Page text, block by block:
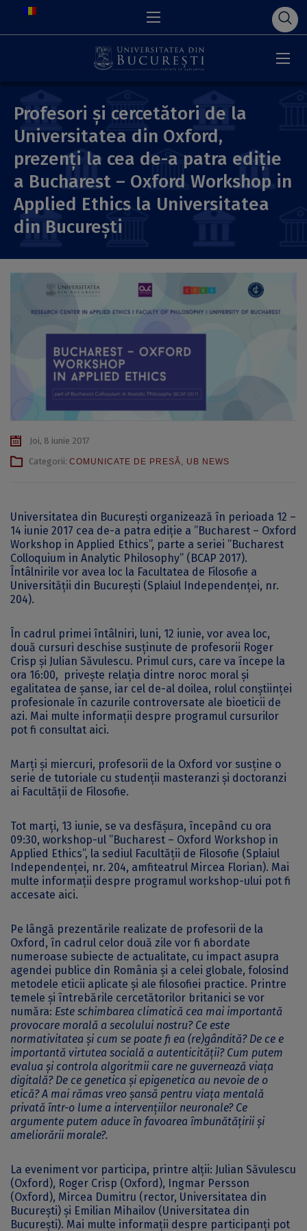
Profesori și cercetători de la
Universitatea din Oxford,
prezenți la cea de-a patra ediție
a Bucharest – Oxford Workshop in
Applied Ethics la Universitatea
din București
Joi, 8 iunie 2017
Categorii: COMUNICATE DE PRESĂ UB NEWS
Universitatea din București organizează în perioada 12 –
14 iunie 2017 cea de-a patra ediție a ”Bucharest – Oxford
Workshop in Applied Ethics”, parte a seriei ”Bucharest
Colloquium in Analytic Philosophy” (BCAP 2017).
Întâlnirile vor avea loc la Facultatea de Filosofie a
Universității din București (Splaiul Independenţei, nr.
204).
În cadrul primei întâlniri, luni, 12 iunie, vor avea loc,
două cursuri deschise susținute de profesorii Roger
Crisp și Julian Săvulescu. Primul curs, care va începe la
ora 16:00, privește relația dintre noroc moral și
egalitatea de șanse, iar cel de-al doilea, rolul conștiinței
profesionale în cazurile controversate ale bioeticii de
azi. Mai multe informații despre programul cursurilor
pot fi consultat aici.
Marți și miercuri, profesorii de la Oxford vor susține o
serie de tutoriale cu studenții masteranzi și doctoranzi
ai Facultății de Filosofie.
Tot marți, 13 iunie, se va desfășura, începând cu ora
09:30, workshop-ul ”Bucharest – Oxford Workshop in
Applied Ethics”, la sediul Facultății de Filosofie (Splaiul
Independenței, nr. 204, amfiteatrul Mircea Florian). Mai
multe informații despre programul workshop-ului pot fi
accesate aici.
Pe lângă prezentările realizate de profesorii de la
Oxford, în cadrul celor două zile vor fi abordate
numeroase subiecte de actualitate, cu impact asupra
agendei publice din România și a celei globale, folosind
metodele eticii aplicate și ale filosofiei practice. Printre
temele și întrebările cercetătorilor britanici se vor
număra: Este schimbarea climatică cea mai importantă
provocare morală a secolului nostru? Ce este
normativitatea și cum se poate fi ea (re)gândită? De ce e
importantă virtutea socială a autenticității? Cum putem
evalua și controla algoritmii care ne guvernează viața
digitală? De ce genetica și epigenetica au nevoie de o
etică? A mai rămas vreo șansă pentru viața mentală
privată într-o lume a intervențiilor neuronale? Ce
argumente putem aduce în favoarea îmbunătățirii și
ameliorării morale?.
La eveniment vor participa, printre alții: Julian Săvulescu
(Oxford), Roger Crisp (Oxford), Ingmar Persson
(Oxford), Mircea Dumitru (rector, Universitatea din
București) și Emilian Mihailov (Universitatea din
București). Mai multe informații despre participanți pot